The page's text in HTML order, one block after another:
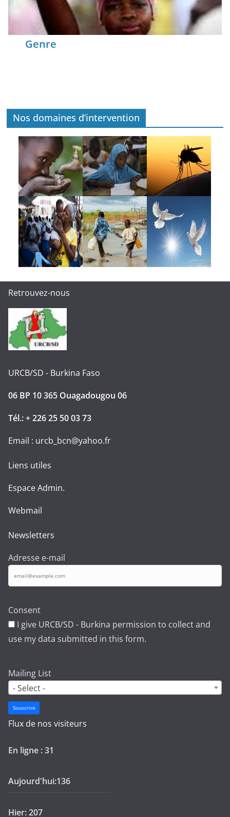
Genre
Nos domaines d’intervention
Retrouvez-nous
URCB/SD - Burkina Faso
06 BP 10 365 Ouagadougou 06
Tél.: + 226 25 50 03 73
Email : urcb_bcn@yahoo.fr
Liens utiles
Espace Admin.
Webmail
Newsletters
Adresse e-mail
Consent
I give URCB/SD - Burkina permission to collect and
use my data submitted in this form.
Mailing List
- Select -
Souscrire
Flux de nos visiteurs
En ligne : 31
Aujourd'hui:136
Hier: 207